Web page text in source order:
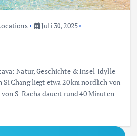
Juli 30, 2025
Natur, Geschichte & Insel-Idylle
Si Chang liegt etwa 20 km nördlich von
Si Racha dauert rund 40 Minuten